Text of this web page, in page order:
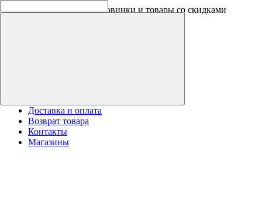
Скидки на новинки до -30%
Доставка и оплата
Возврат товара
Контакты
Магазины